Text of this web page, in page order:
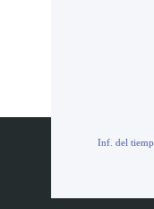
Inf. del